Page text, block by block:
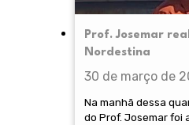
Prof. Josemar
Nordestina
30 de março de
Na manhã dessa
do Prof. Josemar foi